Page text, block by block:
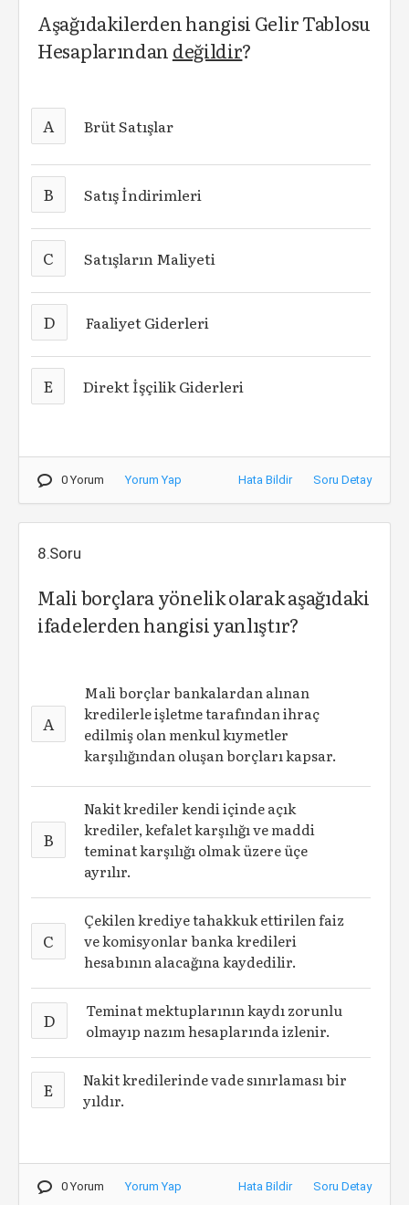
Aşağıdakilerden hangisi Gelir Tablosu
Hesaplarından değildir?
A Brüt Satışlar
B Satış İndirimleri
C Satışların Maliyeti
D Faaliyet Giderleri
E Direkt İşçilik Giderleri
0 Yorum Yorum Yap Hata Bildir Soru Detay
8.Soru
Mali borçlara yönelik olarak aşağıdaki
ifadelerden hangisi yanlıştır?
A
Mali borçlar bankalardan alınan
kredilerle işletme tarafından ihraç
edilmiş olan menkul kıymetler
karşılığından oluşan borçları kapsar.
B
Nakit krediler kendi içinde açık
krediler, kefalet karşılığı ve maddi
teminat karşılığı olmak üzere üçe
ayrılır.
C
Çekilen krediye tahakkuk ettirilen faiz
ve komisyonlar banka kredileri
hesabının alacağına kaydedilir.
D
Teminat mektuplarının kaydı zorunlu
olmayıp nazım hesaplarında izlenir.
E
Nakit kredilerinde vade sınırlaması bir
yıldır.
0 Yorum Yorum Yap Hata Bildir Soru Detay